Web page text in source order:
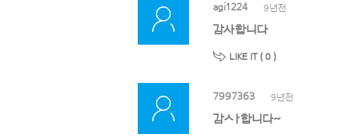
agi1224 9년전
감사합니다
LIKE IT ( 0 )
7997363 9년전
감ㅅㅏ합니다~